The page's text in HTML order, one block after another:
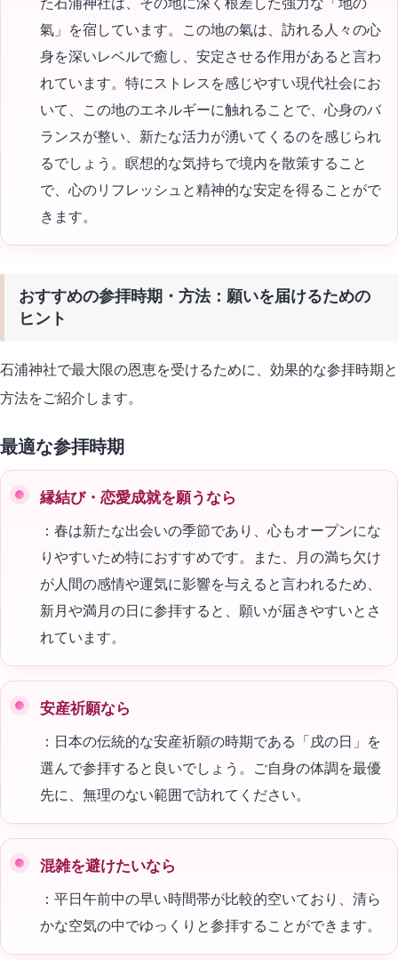
た石浦神社は、その地に深く根差した強力な「地の
氣」を宿しています。この地の氣は、訪れる人々の心
身を深いレベルで癒し、安定させる作用があると言わ
れています。特にストレスを感じやすい現代社会にお
いて、この地のエネルギーに触れることで、心身のバ
ランスが整い、新たな活力が湧いてくるのを感じられ
るでしょう。瞑想的な気持ちで境内を散策すること
で、心のリフレッシュと精神的な安定を得ることがで
きます。
おすすめの参拝時期・方法：願いを届けるための
ヒント
石浦神社で最大限の恩恵を受けるために、効果的な参拝時期と
方法をご紹介します。
最適な参拝時期
縁結び・恋愛成就を願うなら
：春は新たな出会いの季節であり、心もオープンにな
りやすいため特におすすめです。また、月の満ち欠け
が人間の感情や運気に影響を与えると言われるため、
新月や満月の日に参拝すると、願いが届きやすいとさ
れています。
安産祈願なら
：日本の伝統的な安産祈願の時期である「戌の日」を
選んで参拝すると良いでしょう。ご自身の体調を最優
先に、無理のない範囲で訪れてください。
混雑を避けたいなら
：平日午前中の早い時間帯が比較的空いており、清ら
かな空気の中でゆっくりと参拝することができます。